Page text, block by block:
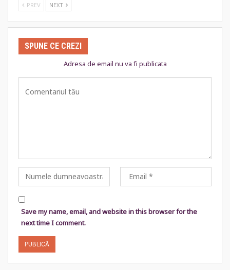
PREV NEXT
SPUNE CE CREZI
Adresa de email nu va fi publicata
Save my name, email, and website in this browser for the
next time I comment.